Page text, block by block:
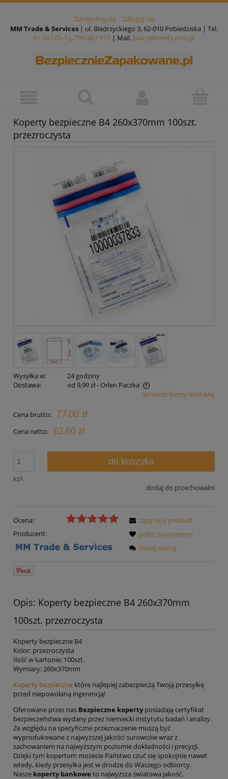
Zarejestruj się
Zaloguj się
MM Trade & Services | ul. Biedrzyckiego 3, 62-010 Pobiedziska | Tel.
61-307-05-11, 790-887-110 | Mail. biuro@mmts.com.pl
Koperty bezpieczne B4 260x370mm 100szt.
przezroczysta
Wysyłka w:
24 godziny
Dostawa:
od 9,99 zł- Orlen Paczka
Cena nie zawiera ewentualnych kosztów płatnościsprawdź formy dostawy
Cena brutto: 77,00 zł
Cena netto: 62,60 zł
kpl.
do koszyka
dodaj do przechowalni
Ocena:
Producent:
zapytaj o produkt
poleć znajomemu
dodaj opinię
Opis: Koperty bezpieczne B4 260x370mm
100szt. przezroczysta
Koperty bezpieczne B4
Kolor: przezroczysta
Ilość w kartonie: 100szt.
Wymiary: 260x370mm
Koperty bezpieczne które najlepiej zabezpieczą Twoją przesyłkę
przed niepowołaną ingerencją!
Oferowane przez nas Bezpieczne kopertyposiadają certyfikat
bezpieczeństwa wydany przez niemiecki instytutu badań i analizy.
Ze względu na specyficzne przeznaczenie muszą być
wyprodukowane z najwyższej jakości surowców wraz z
zachowaniem na najwyższym poziomie dokładności i precyzji.
Dzięki tym kopertom możecie Państwo czuć się spokojnie nawet
wtedy, kiedy przesyłka jest w drodze do Waszego odbiorcy.
Nasze koperty bankowe to najwyższa światowa jakość.